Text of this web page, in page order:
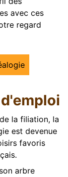
avec ces
regard
la filiation, la
est devenue
favoris
arbre